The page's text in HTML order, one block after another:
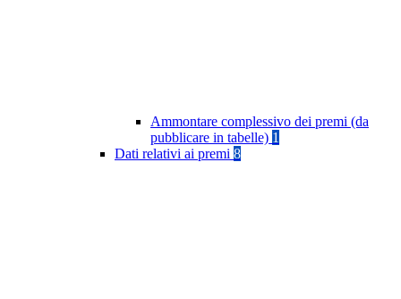
Ammontare complessivo dei premi (da
pubblicare in tabelle) 1
Dati relativi ai premi 8